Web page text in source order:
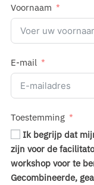
Voornaam
E-mail
Toestemming
Ik begrijp dat
zijn voor de
workshop voor te
Gecombineerde,